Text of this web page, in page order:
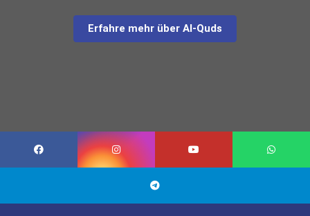
Erfahre mehr über Al-Quds